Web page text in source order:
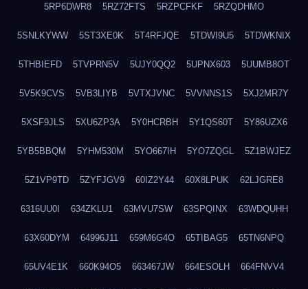
5RP6DWR8 5RZ72FTS 5RZPCFKF 5RZQDHMO
5SNLKYWW 5ST3XE0K 5T4RFJQE 5TDWI9U5 5TDWKNIX
5THBIEFD 5TVPRN5V 5UJY0QQ2 5UPNX603 5UUMB8OT
5V5K9CVS 5VB3LIYB 5VTXJVNC 5VVNNS1S 5XJ2MR7Y
5XSF9JLS 5XU6ZP3A 5Y0HCRBH 5Y1QS60T 5Y86UZX6
5YB5BBQM 5YHM530M 5YO667IH 5YO7ZQGL 5Z1BWJEZ
5Z1VP9TD 5ZYFJGV9 60IZ2Y44 60X8LPUK 62LJGRE8
6316UU0I 634ZKLU1 63MVU7SW 63SPQINX 63WDQUHH
63X60DYM 64996J11 659M6G4O 65TIBAG5 65TN6NPQ
65UV4E1K 660K94O5 663467JW 664ESOLH 664FNVV4